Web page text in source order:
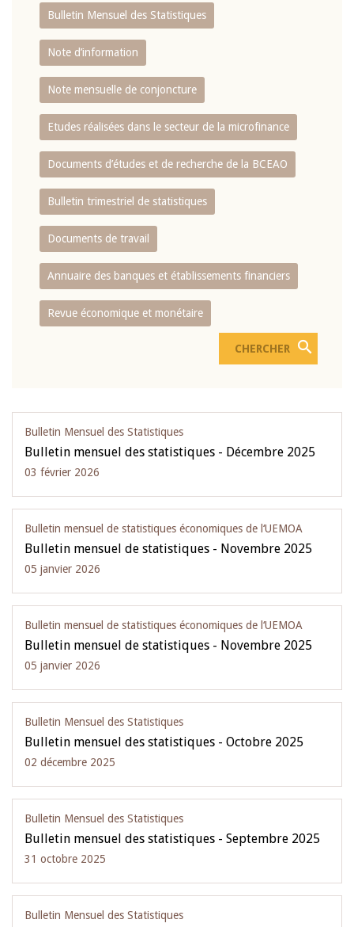
Bulletin Mensuel des Statistiques
Note d’information
Note mensuelle de conjoncture
Etudes réalisées dans le secteur de la microfinance
Documents d’études et de recherche de la BCEAO
Bulletin trimestriel de statistiques
Documents de travail
Annuaire des banques et établissements financiers
Revue économique et monétaire
Bulletin Mensuel des Statistiques
Bulletin mensuel des statistiques - Décembre 2025
03 février 2026
Bulletin mensuel de statistiques économiques de l‘UEMOA
Bulletin mensuel de statistiques - Novembre 2025
05 janvier 2026
Bulletin mensuel de statistiques économiques de l‘UEMOA
Bulletin mensuel de statistiques - Novembre 2025
05 janvier 2026
Bulletin Mensuel des Statistiques
Bulletin mensuel des statistiques - Octobre 2025
02 décembre 2025
Bulletin Mensuel des Statistiques
Bulletin mensuel des statistiques - Septembre 2025
31 octobre 2025
Bulletin Mensuel des Statistiques